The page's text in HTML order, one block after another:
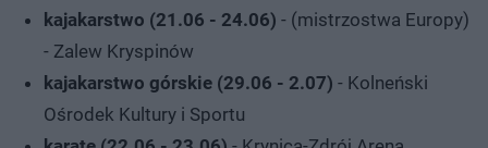
kajakarstwo (21.06 - 24.06) - (mistrzostwa Europy)
- Zalew Kryspinów
kajakarstwo górskie (29.06 - 2.07) - Kolneński
Ośrodek Kultury i Sportu